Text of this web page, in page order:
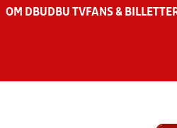
OM DBU DBU TV FANS &